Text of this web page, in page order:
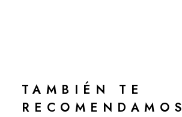
TAMBIÉN TE
RECOMENDAMOS